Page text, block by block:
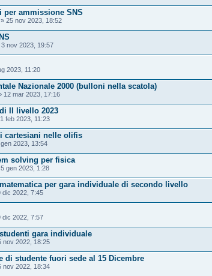
per ammissione SNS
» 25 nov 2023, 18:52
3 nov 2023, 19:57
2023, 11:20
Nazionale 2000 (bulloni nella scatola)
12 mar 2023, 17:16
II livello 2023
feb 2023, 11:23
cartesiani nelle olifis
2023, 13:54
solving per fisica
gen 2023, 1:28
per gara individuale di secondo livello
dic 2022, 7:45
dic 2022, 7:57
gara individuale
nov 2022, 18:25
di studente fuori sede al 15 Dicembre
nov 2022, 18:34